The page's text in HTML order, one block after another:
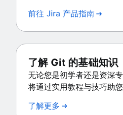
前往 Jira 产品指南
了解 Git 的基础知识
无论您是初学者还是资深
将通过实用教程与技巧助您
了解更多